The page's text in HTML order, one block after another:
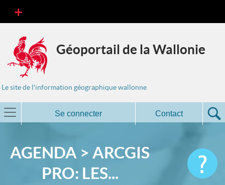
Géoportail de la Wallonie
Le site de l'information géographique wallonne
Se connecter Contact
AGENDA > ARCGIS
PRO: LES...